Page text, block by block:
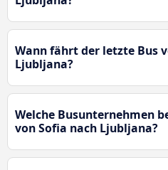
Wann fährt der letzte Bus
Ljubljana?
Welche Busunternehmen
von Sofia nach Ljubljana?